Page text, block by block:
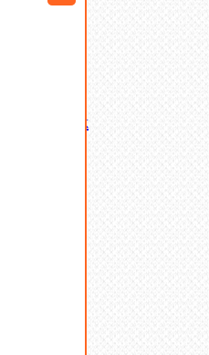
крепеж